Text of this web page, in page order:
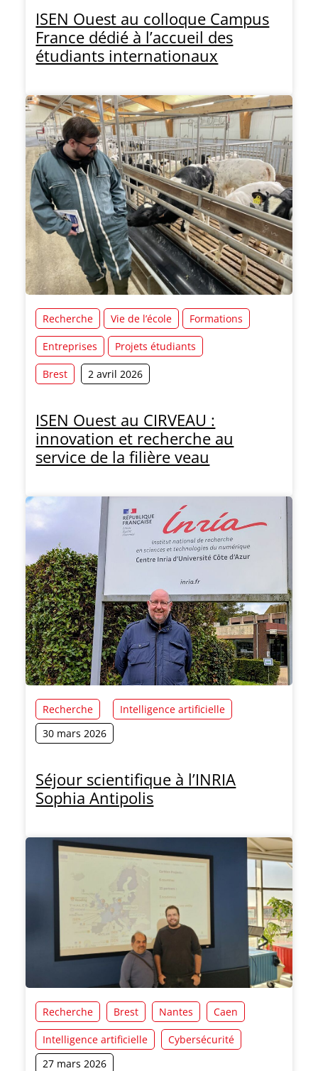
ISEN Ouest au colloque Campus
France dédié à l’accueil des
étudiants internationaux
Recherche Vie de l’école Formations
Entreprises Projets étudiants
Brest 2 avril 2026
ISEN Ouest au CIRVEAU :
innovation et recherche au
service de la filière veau
Recherche
Intelligence artificielle
30 mars 2026
Séjour scientifique à l’INRIA
Sophia Antipolis
Recherche Brest Nantes Caen
Intelligence artificielle
Cybersécurité
27 mars 2026